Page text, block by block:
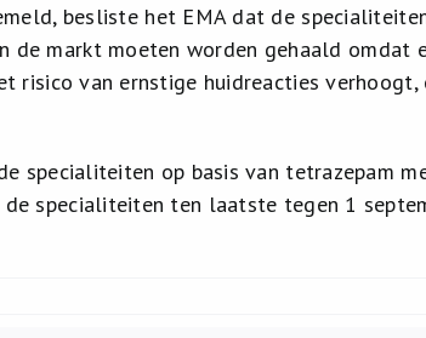
besliste het EMA dat de
de markt moeten worden gehaald omdat
risico van ernstige huidreacties
specialiteiten op basis van tetrazepam
de specialiteiten ten laatste tegen 1